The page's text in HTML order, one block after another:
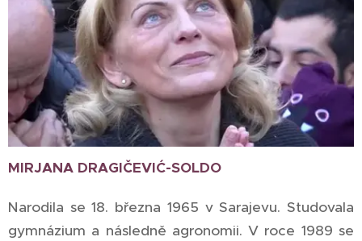
MIRJANA DRAGIČEVIĆ-SOLDO
Narodila se 18. března 1965 v Sarajevu. Studovala
gymnázium a následně agronomii. V roce 1989 se